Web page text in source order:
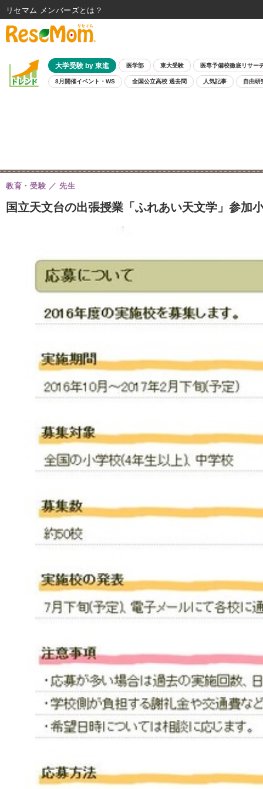
大学受験 by 東進 医学部 東大受験 医専予備校徹底リサー
8月開催イベント・WS 全国公立高校 過去問 人気記事 自由研
国立天文台の出張授業「ふれあい天文学」参加
教育・受験 先生
リセマム メンバーズ